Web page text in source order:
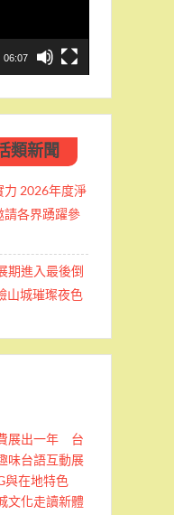
06:07
類新聞
力 2026年度淨
請各界踴躍參
期進入最後倒
山城璀璨夜色
展出一年 台
味台語互動展
與在地特色
文化走讀新體